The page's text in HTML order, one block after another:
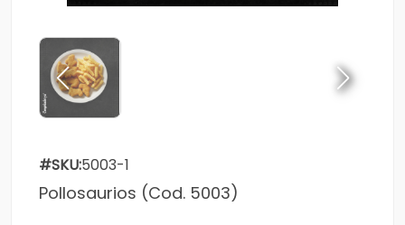
#SKU:5003-1
Pollosaurios (Cod. 5003)